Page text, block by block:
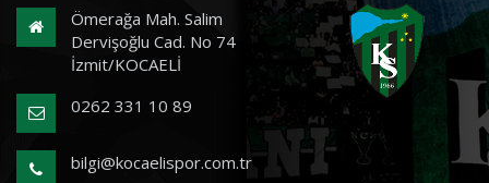
Ömerağa Mah. Salim
Dervişoğlu Cad. No 74
İzmit/KOCAELİ
0262 331 10 89
bilgi@kocaelispor.com.tr